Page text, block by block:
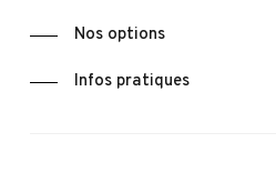
Nos options
Infos pratiques